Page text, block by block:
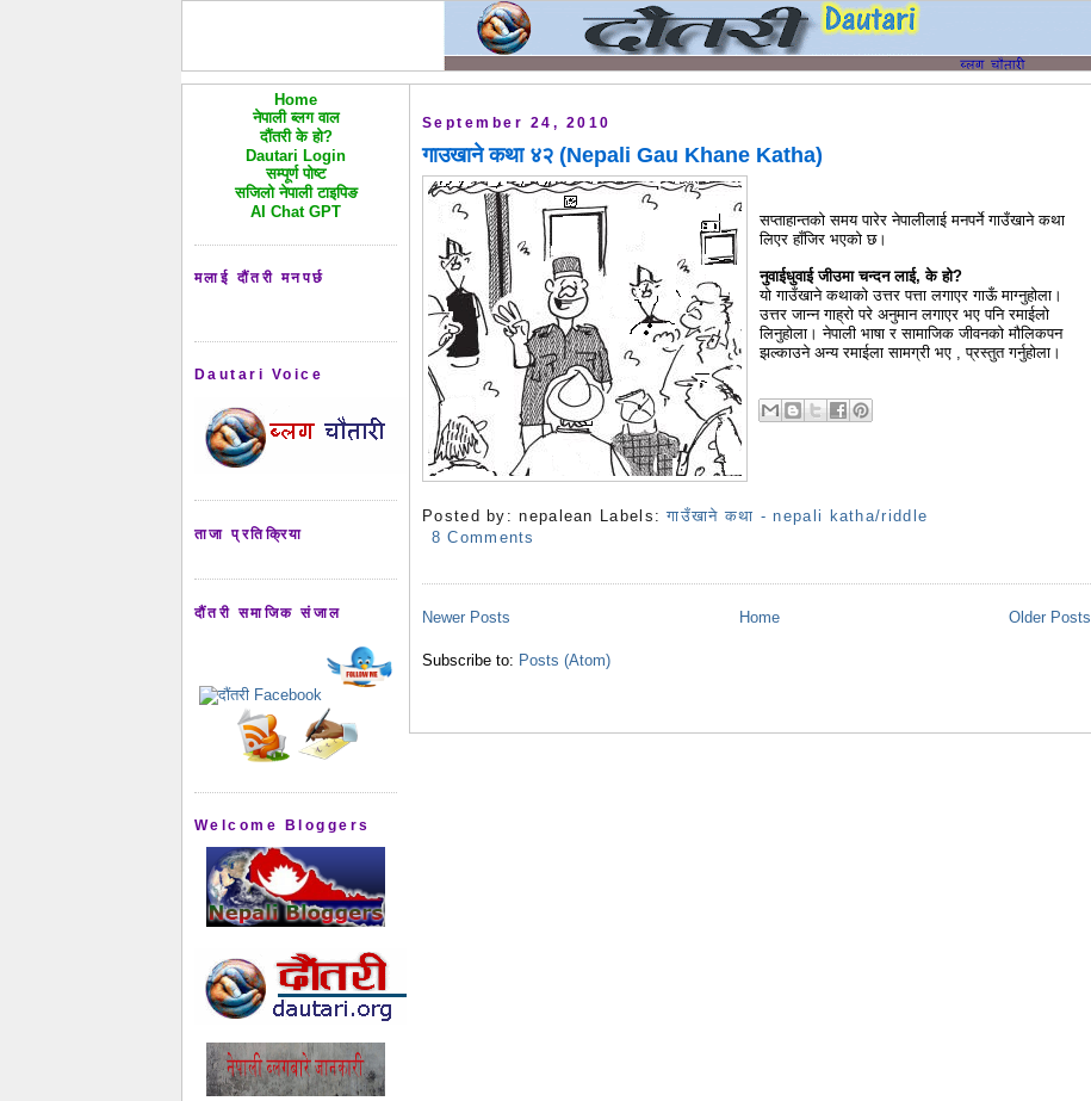
Home
नेपाली ब्लग वाल
दौंतरी के हो?
Dautari Login
सम्पूर्ण पोष्ट
सजिलो नेपाली टाइपिङ
AI Chat GPT
मलाई दौंतरी मनपर्छ
Dautari Voice
ताजा प्रतिक्रिया
दौंतरी समाजिक संजाल
Welcome Bloggers
September 24, 2010
गाउखाने कथा ४२ (Nepali Gau Khane Katha)
सप्ताहान्तको समय पारेर नेपालीलाई मनपर्ने गाउँखाने कथा
लिएर हाँजिर भएको छ।
नुवाईधुवाई जीउमा चन्दन लाई, के हो?
यो गाउँखाने कथाको उत्तर पत्ता लगाएर गाऊँ माग्नुहोला।
उत्तर जान्न गाह्रो परे अनुमान लगाएर भए पनि रमाईलो
लिनुहोला। नेपाली भाषा र सामाजिक जीवनको मौलिकपन
झल्काउने अन्य रमाईला सामग्री भए , प्रस्तुत गर्नुहोला।
Posted by:nepalean Labels:गाउँखाने कथा - nepali katha/riddle
8 Comments
Newer Posts Older Posts
Home
Subscribe to: Posts (Atom)